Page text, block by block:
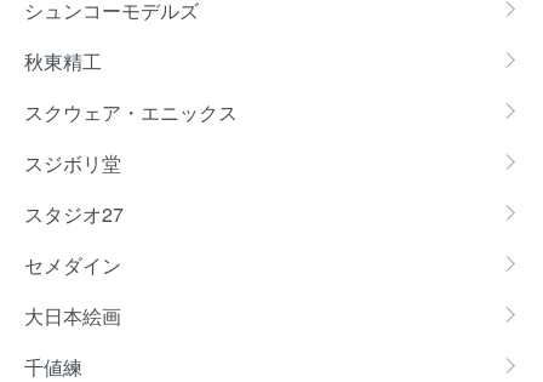
シュンコーモデルズ
秋東精工
スクウェア・エニックス
スジボリ堂
スタジオ27
セメダイン
大日本絵画
千値練